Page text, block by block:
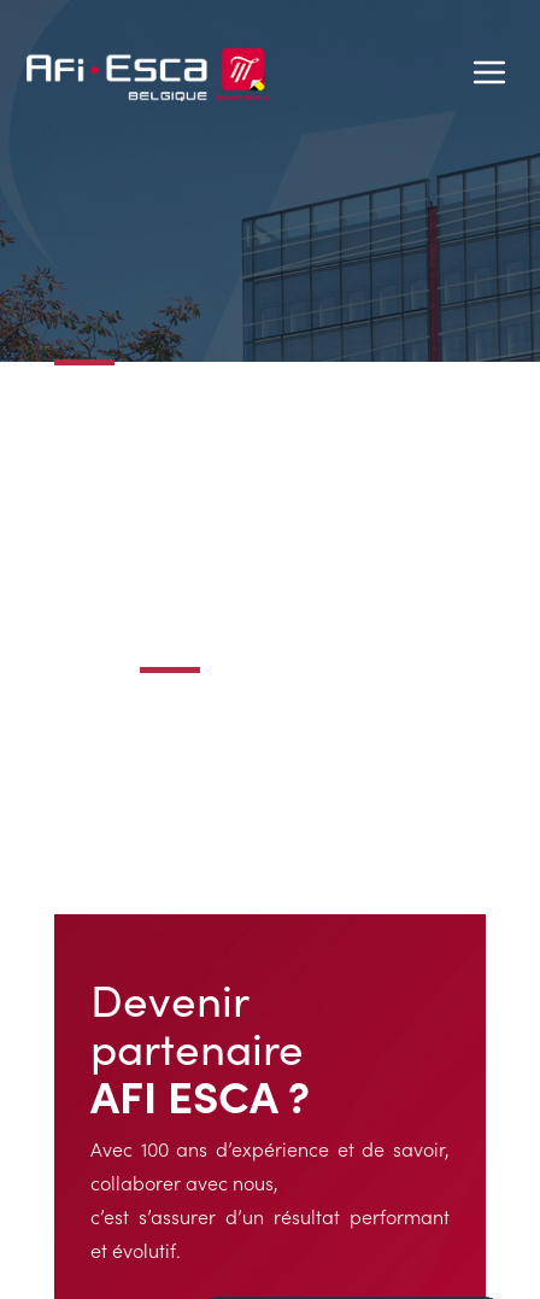
Devenir
partenaire
AFI ESCA ?
Avec 100 ans d’expérience et de savoir,
collaborer avec nous,
c’est s’assurer d’un résultat performant
et évolutif.